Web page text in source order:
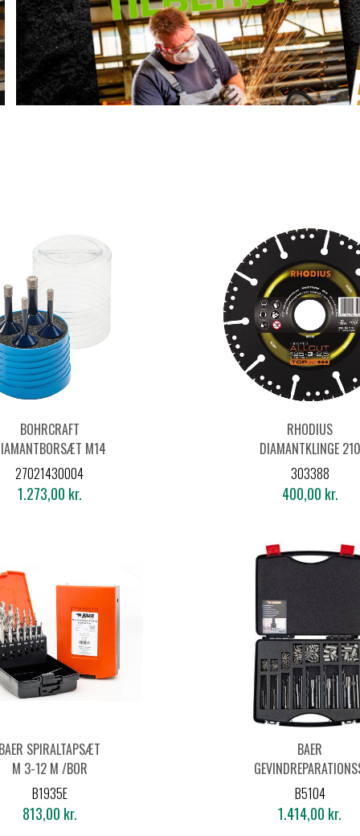
BOHRCRAFT
M14
6-10MM
27021430004
1.273,00 kr.
RHODIUS
DIAMANTKLINGE 210
ALL-CUT303388
400,00 kr.
SPIRALTAPSÆT
M 3-12 M /BOR
B1935E
813,00 kr.
BAER
M 5-6-8-10-12
B5104
1.414,00 kr.